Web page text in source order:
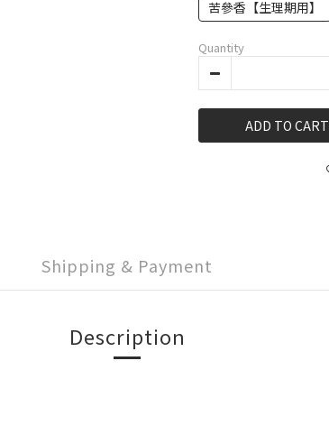
苦參香【生理期用】
Quantity
ADD TO CART
Shipping & Payment
Description